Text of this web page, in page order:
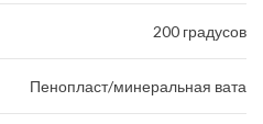
200 градусов
Пенопласт/минеральная вата